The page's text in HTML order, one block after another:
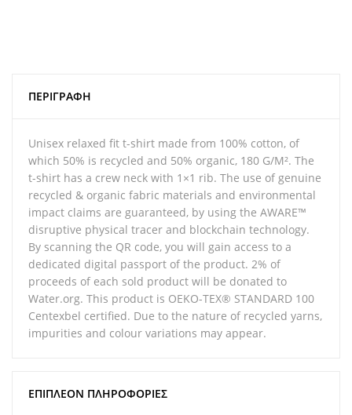
ΠΕΡΙΓΡΑΦΉ
Unisex relaxed fit t-shirt made from 100% cotton, of
which 50% is recycled and 50% organic, 180 G/M². The
t-shirt has a crew neck with 1×1 rib. The use of genuine
recycled & organic fabric materials and environmental
impact claims are guaranteed, by using the AWARE™
disruptive physical tracer and blockchain technology.
By scanning the QR code, you will gain access to a
dedicated digital passport of the product. 2% of
proceeds of each sold product will be donated to
Water.org. This product is OEKO-TEX® STANDARD 100
Centexbel certified. Due to the nature of recycled yarns,
impurities and colour variations may appear.
ΕΠΙΠΛΈΟΝ ΠΛΗΡΟΦΟΡΊΕΣ